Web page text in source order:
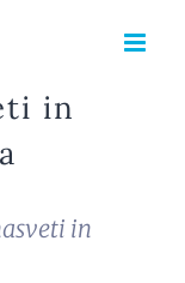
in
in